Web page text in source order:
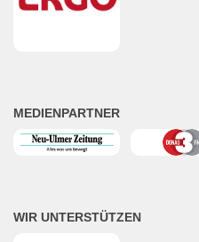
MEDIENPARTNER
WIR UNTERSTÜTZEN